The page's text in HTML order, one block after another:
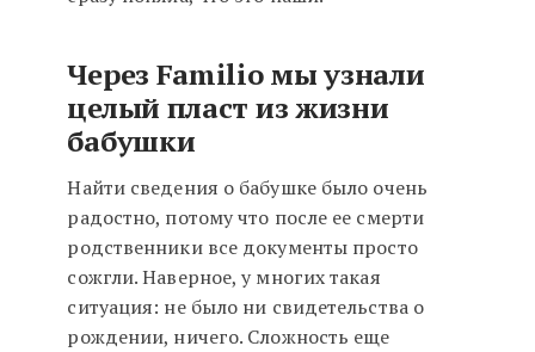
Через Familio мы узнали
целый пласт из жизни
бабушки
Найти сведения о бабушке было очень
радостно, потому что после ее смерти
родственники все документы просто
сожгли. Наверное, у многих такая
ситуация: не было ни свидетельства о
рождении, ничего. Сложность еще